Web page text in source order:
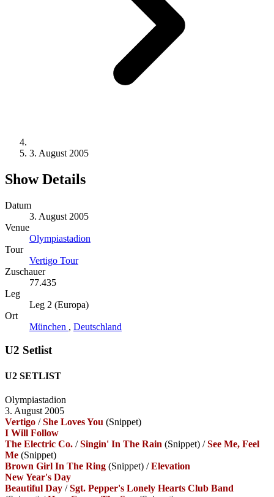
3. August 2005
Show Details
Datum
3. August 2005
Venue
Olympiastadion
Tour
Vertigo Tour
Zuschauer
77.435
Leg
Leg 2 (Europa)
Ort
München , Deutschland
U2 Setlist
U2 SETLIST
Olympiastadion
3. August 2005
Vertigo /She Loves You (Snippet)
I Will Follow
The Electric Co. /Singin' In The Rain (Snippet) /See Me, Feel
Me (Snippet)
Brown Girl In The Ring (Snippet) /Elevation
New Year's Day
Beautiful Day /Sgt. Pepper's Lonely Hearts Club Band